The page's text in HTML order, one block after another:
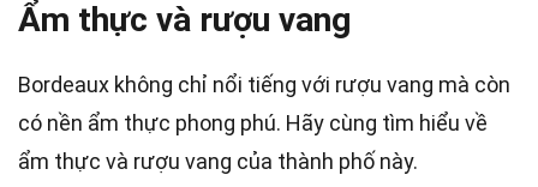
Ẩm thực và rượu vang
Bordeaux không chỉ nổi tiếng với rượu vang mà còn
có nền ẩm thực phong phú. Hãy cùng tìm hiểu về
ẩm thực và rượu vang của thành phố này.